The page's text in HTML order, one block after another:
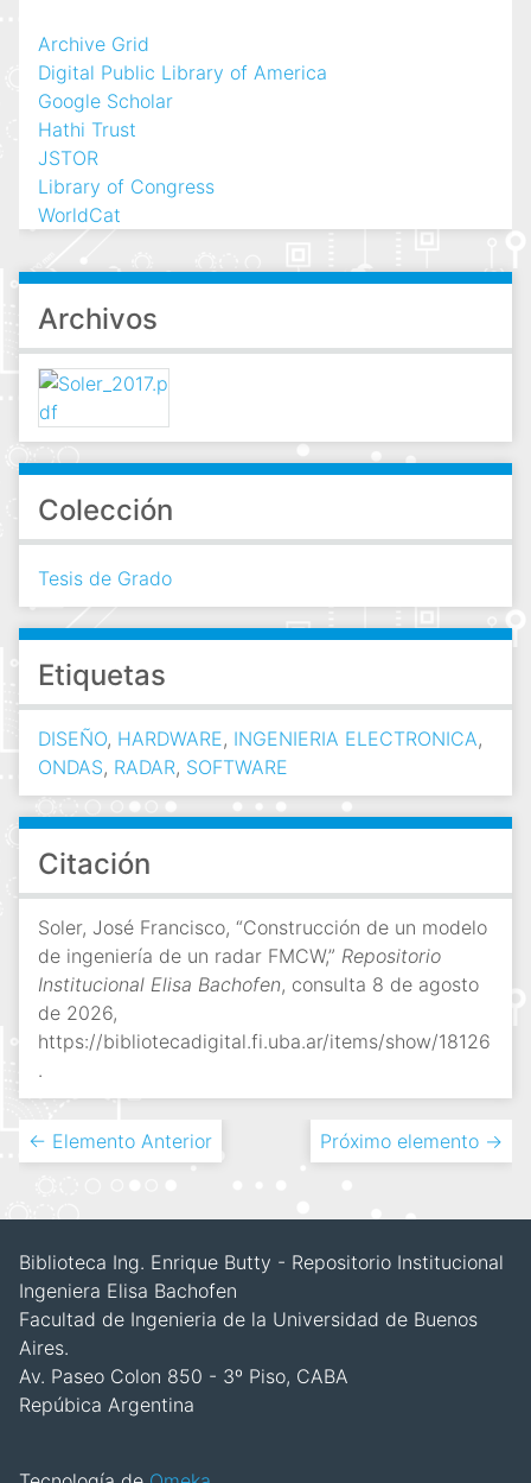
Archive Grid
Digital Public Library of America
Google Scholar
Hathi Trust
JSTOR
Library of Congress
WorldCat
Archivos
Colección
Tesis de Grado
Etiquetas
DISEÑO, HARDWARE, INGENIERIA ELECTRONICA,
ONDAS, RADAR, SOFTWARE
Citación
Soler, José Francisco, “Construcción de un modelo
de ingeniería de un radar FMCW,” Repositorio
Institucional Elisa Bachofen, consulta 8 de agosto
de 2026,
https://bibliotecadigital.fi.uba.ar/items/show/18126
.
← Elemento Anterior Próximo elemento →
Biblioteca Ing. Enrique Butty - Repositorio Institucional
Ingeniera Elisa Bachofen
Facultad de Ingenieria de la Universidad de Buenos
Aires.
Av. Paseo Colon 850 - 3º Piso, CABA
Repúbica Argentina